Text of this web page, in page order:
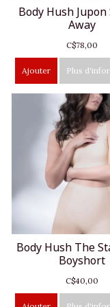
Body Hush
Away
C$78,00
Ajouter Plus
Body Hush The
Boyshort
C$40,00